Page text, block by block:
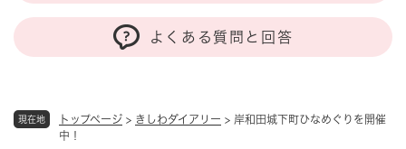
現在地 トップページ > きしわダイアリー > 岸和田城下町ひなめぐりを開催
中！
よくある質問と回答